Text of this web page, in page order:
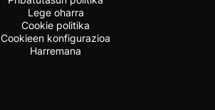
Lege oharra
Cookie politika
Cookieen konfigurazioa
Harremana